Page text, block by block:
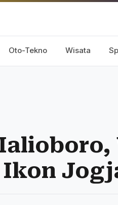
Oto-Tekno Wisata
Ikon